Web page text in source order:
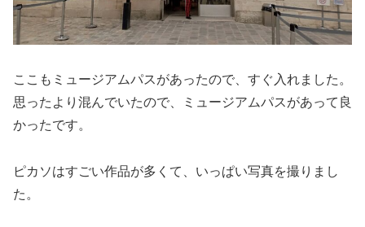
ここもミュージアムパスがあったので、すぐ入れました。
思ったより混んでいたので、ミュージアムパスがあって良
かったです。
ピカソはすごい作品が多くて、いっぱい写真を撮りまし
た。